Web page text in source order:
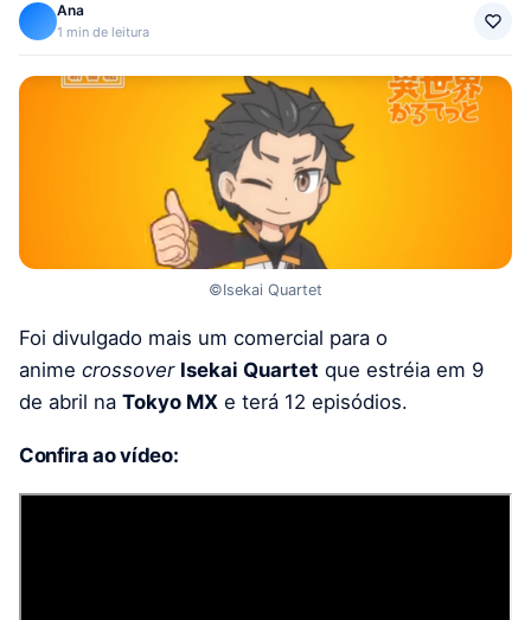
Ana
1 min de leitura
©Isekai Quartet
Foi divulgado mais um comercial para o
anime crossover Isekai Quartet que estréia em 9
de abril na Tokyo MX e terá 12 episódios.
Confira ao vídeo: